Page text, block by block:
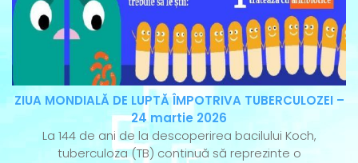
ZIUA MONDIALĂ DE LUPTĂ ÎMPOTRIVA TUBERCULOZEI –
24 martie 2026
La 144 de ani de la descoperirea bacilului Koch,
tuberculoza (TB) continuă să reprezinte o